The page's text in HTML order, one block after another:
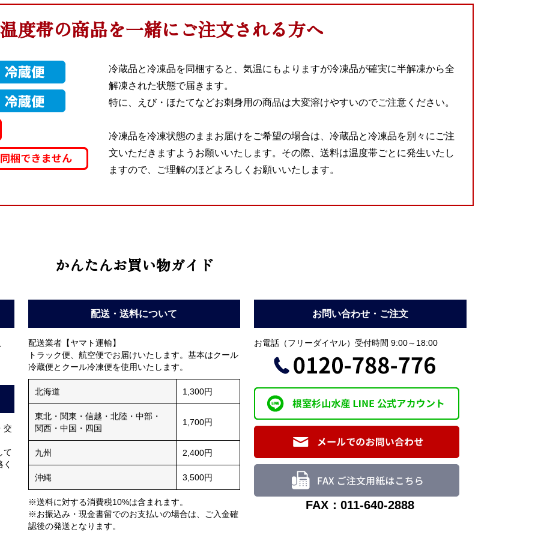
度帯の商品を一緒にご注文される方へ
冷蔵品と冷凍品を同梱すると、気温にもよりますが冷凍品が確実に半解凍から全
解凍された状態で届きます。
特に、えび・ほたてなどお刺身用の商品は大変溶けやすいのでご注意ください。
冷凍品を冷凍状態のままお届けをご希望の場合は、冷蔵品と冷凍品を別々にご注
文いただきますようお願いいたします。その際、送料は温度帯ごとに発生いたし
ますので、ご理解のほどよろしくお願いいたします。
かんたんお買い物ガイド
交
て
配送・送料について
配送業者【ヤマト運輸】
トラック便、航空便でお届けいたします。基本はクール
冷蔵便とクール冷凍便を使用いたします。
北海道 1,300円
東北・関東・信越・北陸・中部・
関西・中国・四国
1,700円
九州 2,400円
沖縄 3,500円
※送料に対する消費税10%は含まれます。
※お振込み・現金書留でのお支払いの場合は、ご入金確
認後の発送となります。
お問い合わせ・ご注文
お電話（フリーダイヤル）受付時間 9:00～18:00
FAX：011-640-2888